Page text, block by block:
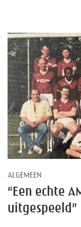
ALGEMEEN
“Een echte
uitgespeeld”